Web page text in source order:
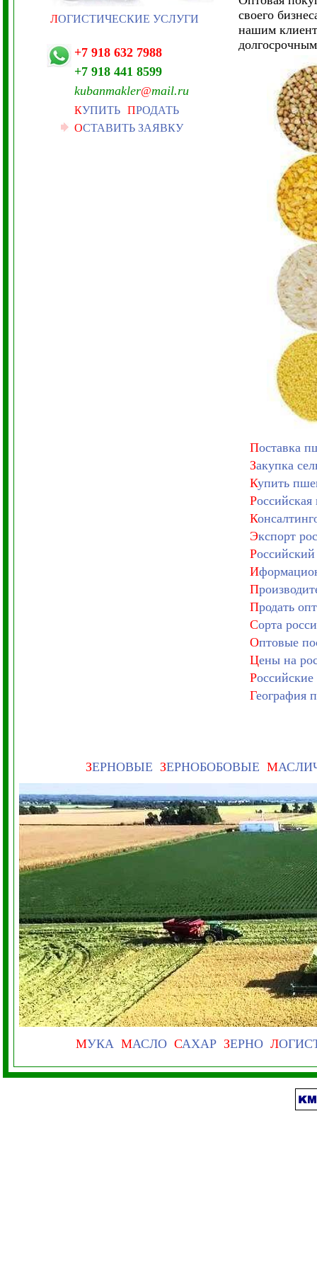
ЛОГИСТИЧЕСКИЕ УСЛУГИ
+7 918 632 7988
+7 918 441 8599
kubanmakler@mail.ru
КУПИТЬ ПРОДАТЬ
ОСТАВИТЬ ЗАЯВКУ
своего
нашим
Поставка
Закупка
Купить
Р
К
Экспорт
Р
И
П
Продать
Сорта
Оптовые
Цены на
Р
География
ЗЕРНОВЫЕ ЗЕРНОБОБОВЫЕ М
МУКА МАСЛО САХАР ЗЕРНО Л